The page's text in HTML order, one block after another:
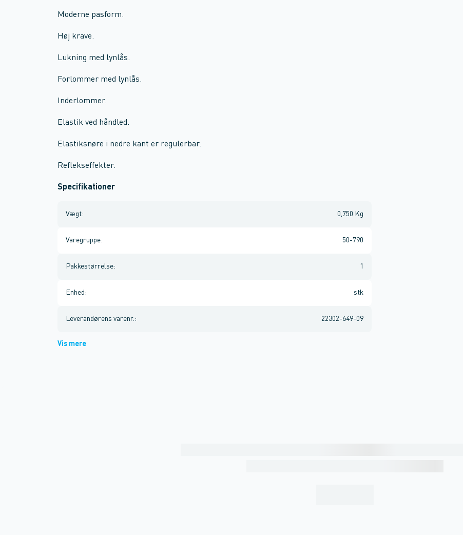
Moderne pasform.
Høj krave.
Lukning med lynlås.
Forlommer med lynlås.
Inderlommer.
Elastik ved håndled.
Elastiksnøre i nedre kant er regulerbar.
Reflekseffekter.
Specifikationer
Vægt: 0,750 Kg
Varegruppe: 50-790
Pakkestørrelse: 1
Enhed : stk
Leverandørens varenr. : 22302-649-09
Vis mere